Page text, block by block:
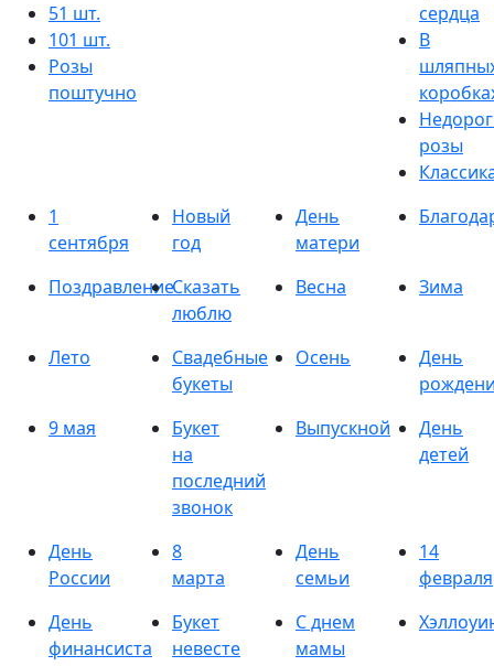
51 шт.
101 шт.
Розы
поштучно
сердца
В
розы
1
сентября
Новый
год
День
матери
ПоздравлениеСказать
люблю
Весна Зима
Лето
Свадебные
букеты
Осень
День
9 мая
Букет
на
последний
звонок
Выпускной
День
детей
День
России
8
марта
День
семьи
14
февраля
День
финансиста
Букет
невесте
С днем
мамы